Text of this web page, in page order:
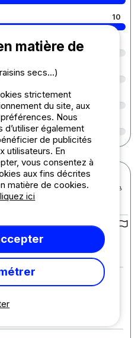
10
schone douche voorzieningen
Plus
bomen, dus veel schaduw
matière de
secs...)
strictement
du site, aux
Nous
également
de publicités
utilisateurs. En
vous consentez à
aux fins décrites
matière de cookies.
ici